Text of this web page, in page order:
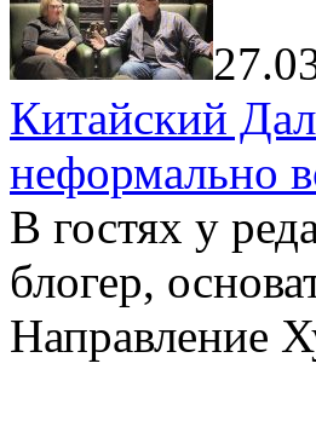
Китайский
неформально
В гостях у
блогер,
Направление